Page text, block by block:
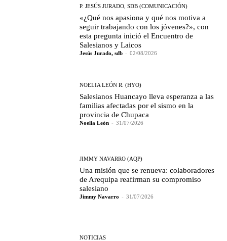
P. JESÚS JURADO, SDB (COMUNICACIÓN)
«¿Qué nos apasiona y qué nos motiva a
seguir trabajando con los jóvenes?», con
esta pregunta inició el Encuentro de
Salesianos y Laicos
Jesús Jurado, sdb - 02/08/2026
NOELIA LEÓN R. (HYO)
Salesianos Huancayo lleva esperanza a las
familias afectadas por el sismo en la
provincia de Chupaca
Noelia León - 31/07/2026
JIMMY NAVARRO (AQP)
Una misión que se renueva: colaboradores
de Arequipa reafirman su compromiso
salesiano
Jimmy Navarro - 31/07/2026
NOTICIAS